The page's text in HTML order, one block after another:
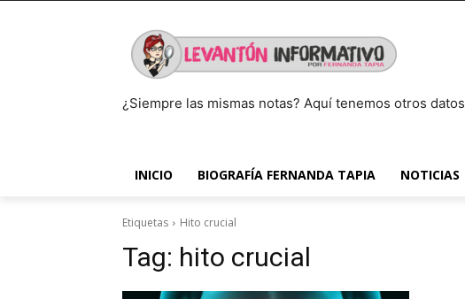
¿Siempre las mismas notas? Aquí tenemos otros datos
INICIO BIOGRAFÍA FERNANDA TAPIA NOTICIAS
Etiquetas Hito crucial
Tag: hito crucial